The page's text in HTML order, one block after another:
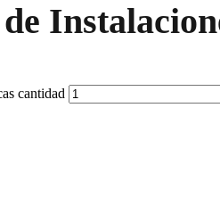
cantidad